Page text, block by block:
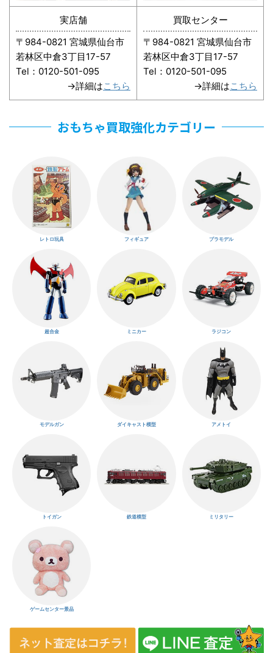
実店舗
〒984-0821 宮城県仙台市
若林区中倉3丁目17-57
Tel：0120-501-095
→詳細はこちら
買取センター
〒984-0821 宮城県仙台市
若林区中倉3丁目17-57
Tel：0120-501-095
→詳細はこちら
おもちゃ買取強化カテゴリー
レトロ玩具 フィギュア プラモデル
超合金 ミニカー ラジコン
モデルガン ダイキャスト模型 アメトイ
トイガン 鉄道模型 ミリタリー
ゲームセンター景品